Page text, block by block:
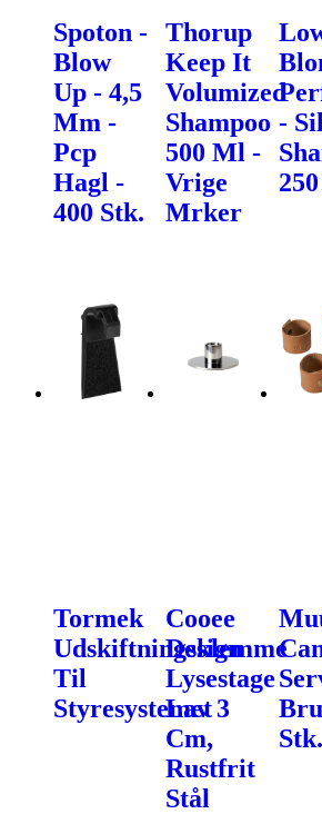
Spoton -
Blow
Up - 4,5
Mm -
Pcp
Hagl -
400 Stk.
Thorup
Keep It
Volumized
Shampoo
500 Ml -
Vrige
Mrker
-
Tormek
Udskiftningsklemme
Til
Styresystemet
Cooee
Design
Lysestage
Lav 3
Cm,
Rustfrit
Stål
Stk.